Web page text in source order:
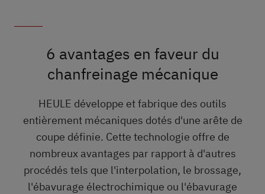
Gamme standard
Optimisation maximale des temps de
mesure
6 avantages en faveur du
chanfreinage mécanique
HEULE développe et fabrique des outils
entièrement mécaniques dotés d'une arête de
coupe définie. Cette technologie offre de
nombreux avantages par rapport à d'autres
procédés tels que l'interpolation, le brossage,
l'ébavurage électrochimique ou l'ébavurage